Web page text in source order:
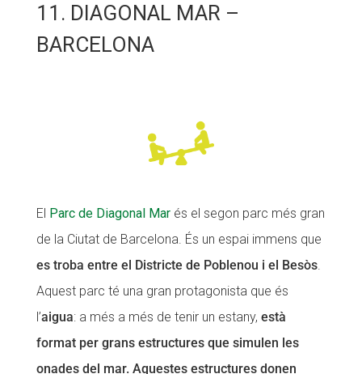
11. DIAGONAL MAR –
BARCELONA
El Parc de Diagonal Marés el segon parc més gran
de la Ciutat de Barcelona. És un espai immens que
es troba entre el Districte de Poblenou i el Besòs.
Aquest parc té una gran protagonista que és
l’aigua: a més a més de tenir un estany, està
format per grans estructures que simulen les
onades del mar. Aquestes estructures donen